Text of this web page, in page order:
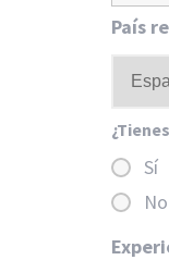
País
Sí
No